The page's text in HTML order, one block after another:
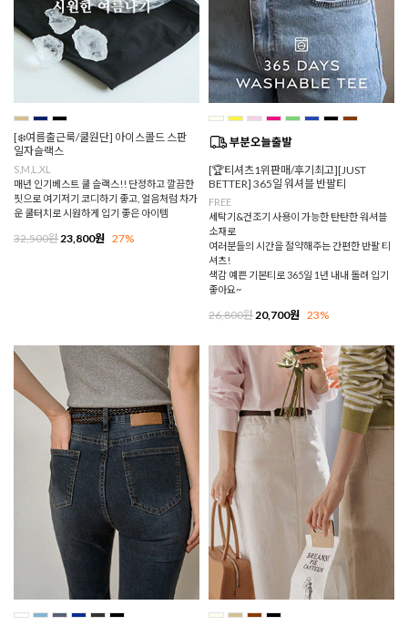
[❄️여름출근룩/쿨원단] 아이스콜드 스판
일자슬랙스
S,M,L,XL
매년 인기베스트 쿨 슬랙스!! 단정하고 깔끔한
핏으로 여기저기 코디하기 좋고, 얼음처럼 차가
운 쿨터치로 시원하게 입기 좋은 아이템
32,500원23,800원 27%
[🏆티셔츠1위판매/후기최고][JUST
BETTER] 365일 워셔블 반팔티
FREE
세탁기&건조기 사용이 가능한 탄탄한 워셔블
소재로
여러분들의 시간을 절약해주는 간편한 반팔 티
셔츠!
색감 예쁜 기본티로 365일 1년 내내 돌려 입기
좋아요~
26,800원20,700원 23%